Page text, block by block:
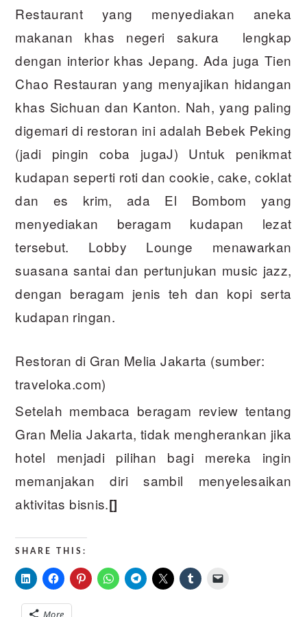
Restaurant yang menyediakan aneka
makanan khas negeri sakura lengkap
dengan interior khas Jepang. Ada juga Tien
Chao Restauran yang menyajikan hidangan
khas Sichuan dan Kanton. Nah, yang paling
digemari di restoran ini adalah Bebek Peking
(jadi pingin coba jugaJ) Untuk penikmat
kudapan seperti roti dan cookie, cake, coklat
dan es krim, ada El Bombom yang
menyediakan beragam kudapan lezat
tersebut. Lobby Lounge menawarkan
suasana santai dan pertunjukan music jazz,
dengan beragam jenis teh dan kopi serta
kudapan ringan.
Restoran di Gran Melia Jakarta (sumber:
traveloka.com)
Setelah membaca beragam review tentang
Gran Melia Jakarta, tidak mengherankan jika
hotel menjadi pilihan bagi mereka ingin
memanjakan diri sambil menyelesaikan
aktivitas bisnis.[]
SHARE THIS:
More